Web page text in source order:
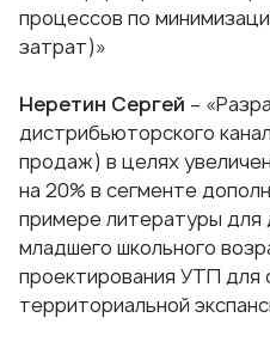
процессов по
затрат)»
Неретин Сергей –
дистрибьюторского
продаж) в целях
на 20% в сегменте
примере литературы для
младшего школьного
проектирования УТП для
территориальной